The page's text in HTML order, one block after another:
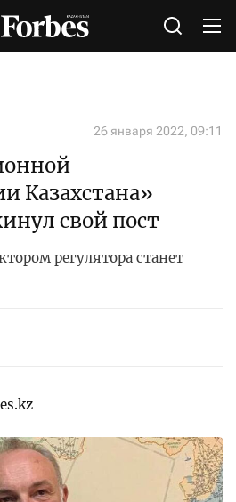
26 января 2022, 09:11
Казахстана»
свой пост
регулятора станет